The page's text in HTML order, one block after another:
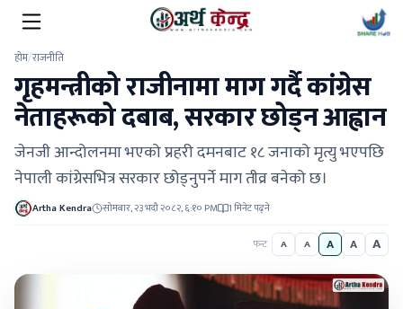
होम/राजनीति
गृहमन्त्रीको राजीनामा माग गर्दै कांग्रेस
नेताहरूको दबाब, सरकार छोड्न आह्वान
जेनजी आन्दोलनमा भएको प्रहरी दमनबाट १८ जनाको मृत्यु भएपछि
नेपाली कांग्रेसभित्र सरकार छोड्नुपर्ने माग तीव्र बनेको छ।
Artha Kendra सोमबार, २३ भदौ २०८२, ६:१० PM 1 मिनेट पढ्ने
फन्ट A A A A A